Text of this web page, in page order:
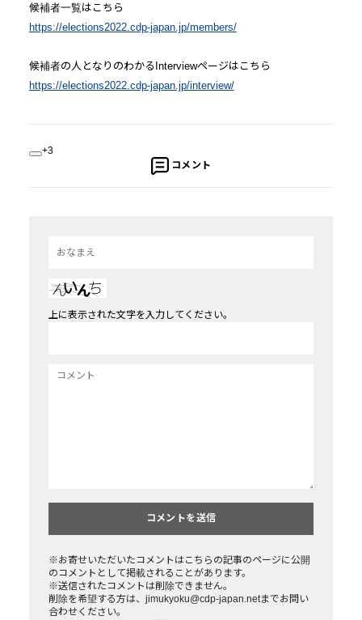
候補者一覧はこちら
https://elections2022.cdp-japan.jp/members/
候補者の人となりのわかるInterviewページはこちら
https://elections2022.cdp-japan.jp/interview/
+3
コメント
上に表示された文字を入力してください。
※お寄せいただいたコメントはこちらの記事のページに公開
のコメントとして掲載されることがあります。
※送信されたコメントは削除できません。
削除を希望する方は、jimukyoku@cdp-japan.netまでお問い
合わせください。